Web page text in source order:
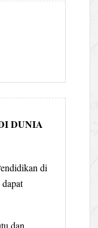
DUNIA
di
dan